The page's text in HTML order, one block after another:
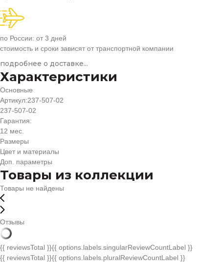
по России: от 3 дней
стоимость и сроки зависят от транспортной компании
подробнее о доставке...
Характеристики
Основные
Артикул:237-507-02
237-507-02
Гарантия:
12 мес.
Размеры
Цвет и материалы
Доп. параметры
Товары из коллекции
Товары не найдены
Отзывы
{{ reviewsTotal }}{{ options.labels.singularReviewCountLabel }}
{{ reviewsTotal }}{{ options.labels.pluralReviewCountLabel }}